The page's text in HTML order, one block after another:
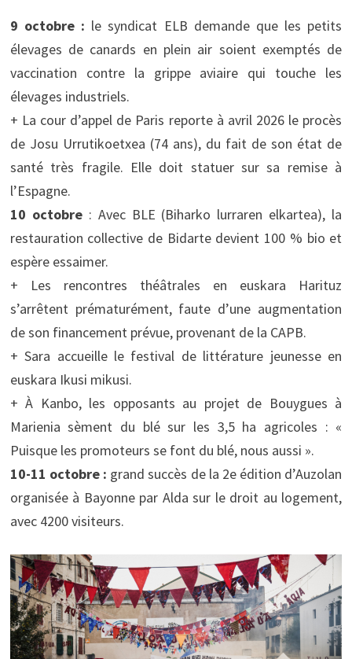
9 octobre : le syndicat ELB demande que les petits
élevages de canards en plein air soient exemptés de
vaccination contre la grippe aviaire qui touche les
élevages industriels.
+ La cour d’appel de Paris reporte à avril 2026 le procès
de Josu Urrutikoetxea (74 ans), du fait de son état de
santé très fragile. Elle doit statuer sur sa remise à
l’Espagne.
10 octobre: Avec BLE (Biharko lurraren elkartea), la
restauration collective de Bidarte devient 100 % bio et
espère essaimer.
+ Les rencontres théâtrales en euskara Harituz
s’arrêtent prématurément, faute d’une augmentation
de son financement prévue, provenant de la CAPB.
+ Sara accueille le festival de littérature jeunesse en
euskara Ikusi mikusi.
+ À Kanbo, les opposants au projet de Bouygues à
Marienia sèment du blé sur les 3,5 ha agricoles : «
Puisque les promoteurs se font du blé, nous aussi ».
10-11 octobre : grand succès de la 2e édition d’Auzolan
organisée à Bayonne par Alda sur le droit au logement,
avec 4200 visiteurs.